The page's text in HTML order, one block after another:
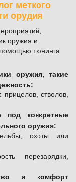
меткого
орудия
оружия и
тюнинга
оружия, такие
прицелов, стволов,
под конкретные
оружия:
охоты или
перезарядки,
и комфорт